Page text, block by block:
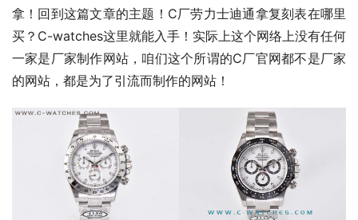
拿！回到这篇文章的主题！C厂劳力士迪通拿复刻表在哪里
买？C-watches这里就能入手！实际上这个网络上没有任何
一家是厂家制作网站，咱们这个所谓的C厂官网都不是厂家
的网站，都是为了引流而制作的网站！